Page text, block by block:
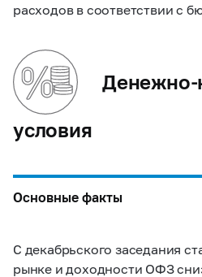
расходов в соответствии с
Денежно-
условия
Основные факты
С декабрьского заседания
рынке и доходности ОФЗ